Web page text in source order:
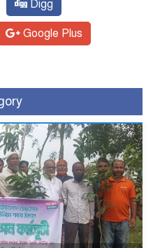
Digg
Google Plus